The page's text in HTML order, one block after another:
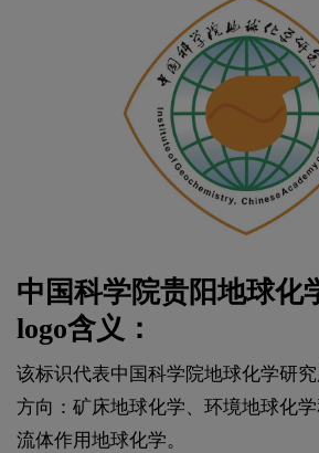
中国科学院贵阳地球化
logo含义：
该标识代表中国科学院地球化学研
方向：矿床地球化学、环境地球化
流体作用地球化学。